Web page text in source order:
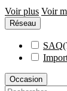
Voir plus Voir
Réseau
SAQ(
Occasion